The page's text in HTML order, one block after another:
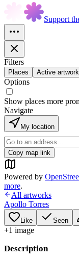
Support
Filters
Places Active
Options
Show places more
Navigate
My location
Copy map link
Powered by
more.
All artworks
Apollo Torres
Like Seen
+1 image
Description